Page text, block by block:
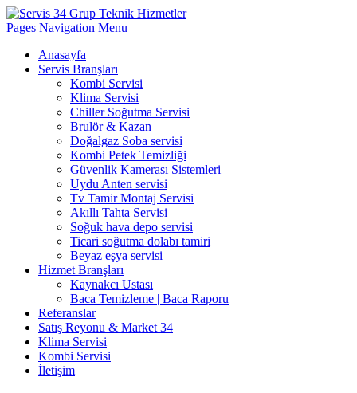
Pages Navigation Menu
Anasayfa
Servis Branşları
Kombi Servisi
Klima Servisi
Chiller Soğutma Servisi
Brulör & Kazan
Doğalgaz Soba servisi
Kombi Petek Temizliği
Güvenlik Kamerası Sistemleri
Uydu Anten servisi
Tv Tamir Montaj Servisi
Akıllı Tahta Servisi
Soğuk hava depo servisi
Ticari soğutma dolabı tamiri
Beyaz eşya servisi
Hizmet Branşları
Kaynakcı Ustası
Baca Temizleme | Baca Raporu
Referanslar
Satış Reyonu & Market 34
Klima Servisi
Kombi Servisi
İletişim